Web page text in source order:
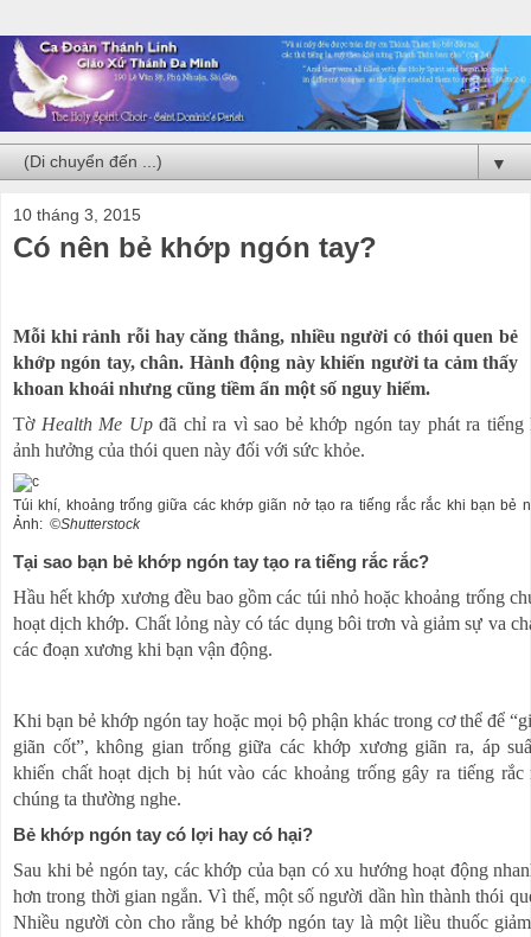
▼
10 tháng 3, 2015
Có nên bẻ khớp ngón tay?
Mỗi khi rảnh rỗi hay căng thẳng, nhiều người có thói quen bẻ
khớp ngón tay, chân. Hành động này khiến người ta cảm thấy
khoan khoái nhưng cũng tiềm ẩn một số nguy hiểm.
Tờ Health Me Upđã chỉ ra vì sao bẻ khớp ngón tay phát ra tiếng
ảnh hưởng của thói quen này đối với sức khỏe.
Túi khí, khoảng trống giữa các khớp giãn nở tạo ra tiếng rắc rắc khi bạn bẻ
Ảnh: ©Shutterstock
Tại sao bạn bẻ khớp ngón tay tạo ra tiếng rắc rắc?
Hầu hết khớp xương đều bao gồm các túi nhỏ hoặc khoảng trống
hoạt dịch khớp. Chất lỏng này có tác dụng bôi trơn và giảm sự va
các đoạn xương khi bạn vận động.
Khi bạn bẻ khớp ngón tay hoặc mọi bộ phận khác trong cơ thể để
giãn cốt”, không gian trống giữa các khớp xương giãn ra, áp
khiến chất hoạt dịch bị hút vào các khoảng trống gây ra tiếng rắc
chúng ta thường nghe.
Bẻ khớp ngón tay có lợi hay có hại?
Sau khi bẻ ngón tay, các khớp của bạn có xu hướng hoạt động
hơn trong thời gian ngắn. Vì thế, một số người dần hìn thành thói
Nhiều người còn cho rằng bẻ khớp ngón tay là một liều thuốc giảm